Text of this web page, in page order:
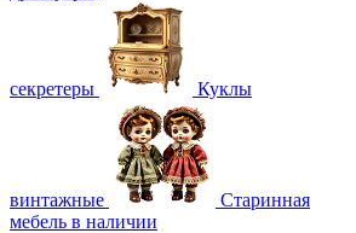
секретеры Куклы
винтажные
Старинная
мебель в наличии